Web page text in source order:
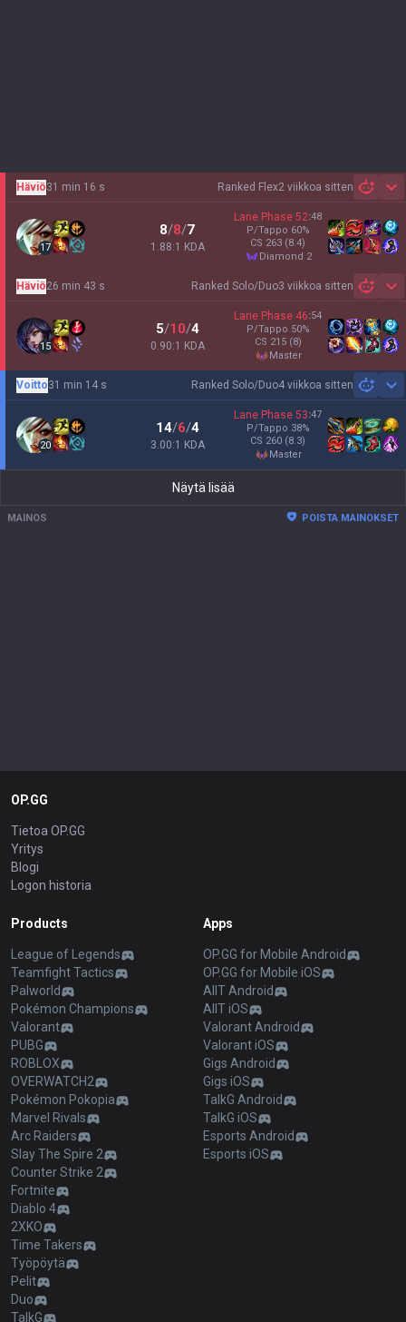
Ranked Flex2 viikkoa sitten
Häviö31 min 16 s
17
8/8/7
1.88:1 KDA
Lane Phase 52:48
P/Tappo 60%
CS 263 (8.4)
diamond 2
Ranked Solo/Duo3 viikkoa sitten
Häviö26 min 43 s
15
5/10/4
0.90:1 KDA
Lane Phase 46:54
P/Tappo 50%
CS 215 (8)
master
Ranked Solo/Duo4 viikkoa sitten
Voitto31 min 14 s
20
14/6/4
3.00:1 KDA
Lane Phase 53:47
P/Tappo 38%
CS 260 (8.3)
master
Näytä lisää
MAINOS POISTA MAINOKSET
OP.GG
Tietoa OP.GG
Yritys
Blogi
Logon historia
Products
League of Legends
Teamfight Tactics
Palworld
Pokémon Champions
Valorant
PUBG
ROBLOX
OVERWATCH2
Pokémon Pokopia
Marvel Rivals
Arc Raiders
Slay The Spire 2
Counter Strike 2
Fortnite
Diablo 4
2XKO
Time Takers
Työpöytä
Pelit
Duo
TalkG
Apps
OP.GG for Mobile Android
OP.GG for Mobile iOS
AllT Android
AllT iOS
Valorant Android
Valorant iOS
Gigs Android
Gigs iOS
TalkG Android
TalkG iOS
Esports Android
Esports iOS